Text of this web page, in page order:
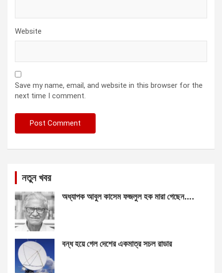
Website
Save my name, email, and website in this browser for the
next time I comment.
নতুন খবর
অধ্যাপক আবুল কাসেম ফজলুল হক মারা গেছেন….
বন্ধ হয়ে গেল দেশের একমাত্র সচল রাডার